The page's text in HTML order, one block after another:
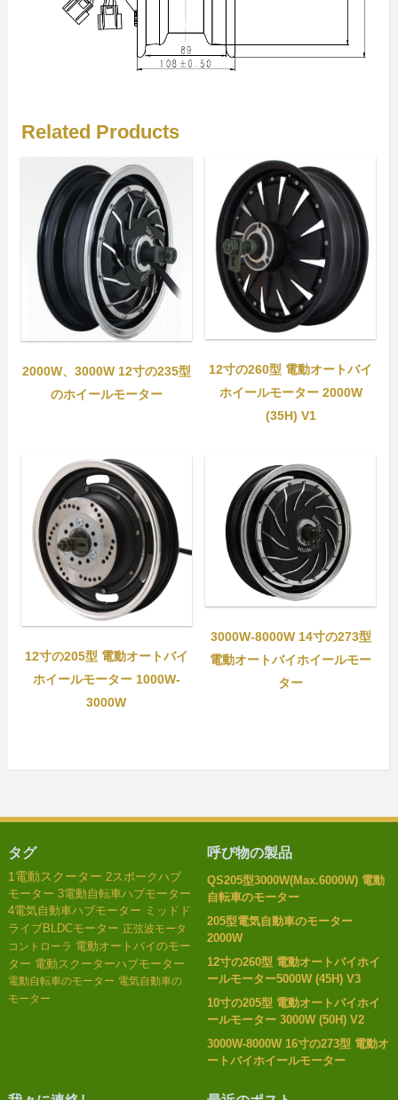
Related Products
2000W、3000W 12寸の235型
のホイールモーター
12寸の260型 電動オートバイ
ホイールモーター 2000W
(35H) V1
12寸の205型 電動オートバイ
ホイールモーター 1000W-
3000W
3000W-8000W 14寸の273型
電動オートバイホイールモー
ター
タグ
1電動スクーター 2スポークハブ
モーター 3電動自転車ハブモーター
4電気自動車ハブモーター ミッドド
ライブBLDCモーター 正弦波モータ
コントローラ 電動オートバイのモー
ター 電動スクーターハブモーター
電動自転車のモーター 電気自動車の
モーター
呼び物の製品
QS205型3000W(Max.6000W) 電動
自転車のモーター
205型電気自動車のモーター
2000W
12寸の260型 電動オートバイホイ
ールモーター5000W (45H) V3
10寸の205型 電動オートバイホイ
ールモーター 3000W (50H) V2
3000W-8000W 16寸の273型 電動オ
ートバイホイールモーター